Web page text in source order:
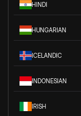
HINDI
HUNGARIAN
ICELANDIC
INDONESIAN
IRISH